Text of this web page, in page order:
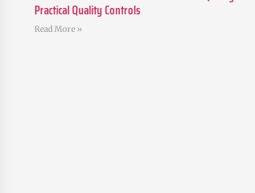
Practical Quality Controls
Read More »